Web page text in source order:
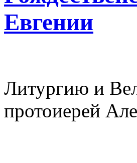
Евгении
Литургию и
протоиерей